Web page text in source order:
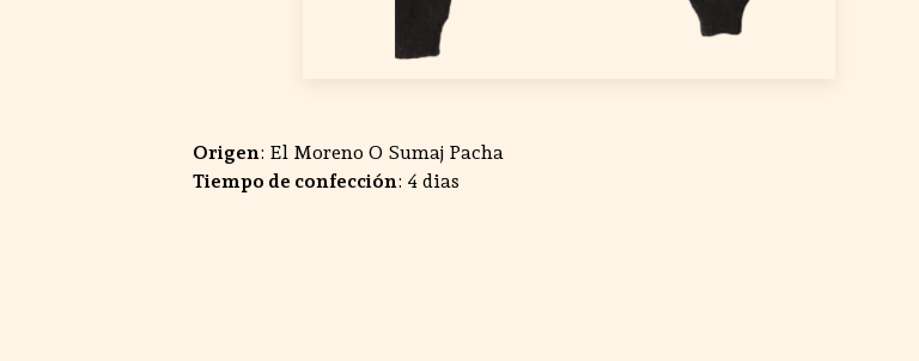
Origen: El Moreno O Sumaj Pacha
Tiempo de confección: 4 dias